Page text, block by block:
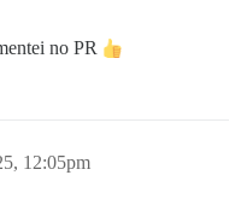
no PR
12:05pm